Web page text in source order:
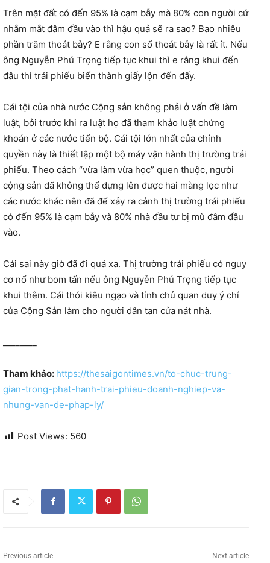
Trên mặt đất có đến 95% là cạm bẫy mà 80% con người cứ
nhắm mắt đâm đầu vào thì hậu quả sẽ ra sao? Bao nhiêu
phần trăm thoát bẫy? E rằng con số thoát bẫy là rất ít. Nếu
ông Nguyễn Phú Trọng tiếp tục khui thì e rằng khui đến
đâu thì trái phiếu biến thành giấy lộn đến đấy.
Cái tội của nhà nước Cộng sản không phải ở vấn đề làm
luật, bởi trước khi ra luật họ đã tham khảo luật chứng
khoán ở các nước tiến bộ. Cái tội lớn nhất của chính
quyền này là thiết lập một bộ máy vận hành thị trường trái
phiếu. Theo cách “vừa làm vừa học” quen thuộc, người
cộng sản đã không thể dựng lên được hai màng lọc như
các nước khác nên đã để xảy ra cảnh thị trường trái phiếu
có đến 95% là cạm bẫy và 80% nhà đầu tư bị mù đâm đầu
vào.
Cái sai này giờ đã đi quá xa. Thị trường trái phiếu có nguy
cơ nổ như bom tấn nếu ông Nguyễn Phú Trọng tiếp tục
khui thêm. Cái thói kiêu ngạo và tính chủ quan duy ý chí
của Cộng Sản làm cho người dân tan cửa nát nhà.
Tham khảo: https://thesaigontimes.vn/to-chuc-trung-
gian-trong-phat-hanh-trai-phieu-doanh-nghiep-va-
nhung-van-de-phap-ly/
Post Views: 560
Previous article Next article